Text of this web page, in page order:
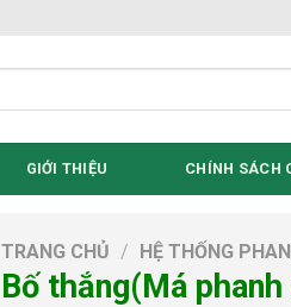
GIỚI THIỆU CHÍNH SÁCH
TRANG CHỦ / HỆ THỐNG
Bố thắng(Má